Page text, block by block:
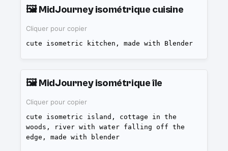
🖼️MidJourney isométrique cuisine
Cliquer pour copier
cute isometric kitchen, made with Blender
🖼️MidJourney isométrique île
Cliquer pour copier
cute isometric island, cottage in the
woods, river with water falling off the
edge, made with blender